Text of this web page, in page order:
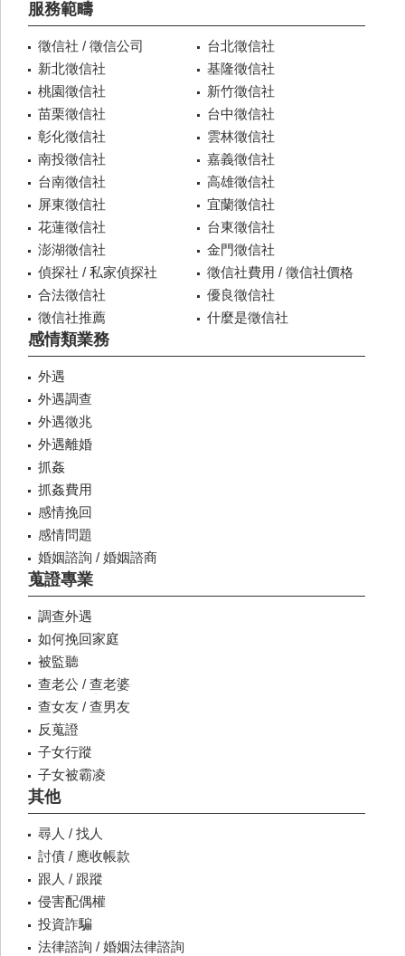
服務範疇
徵信社 / 徵信公司
台北徵信社
新北徵信社
基隆徵信社
桃園徵信社
新竹徵信社
苗栗徵信社
台中徵信社
彰化徵信社
雲林徵信社
南投徵信社
嘉義徵信社
台南徵信社
高雄徵信社
屏東徵信社
宜蘭徵信社
花蓮徵信社
台東徵信社
澎湖徵信社
金門徵信社
偵探社 / 私家偵探社
徵信社費用 / 徵信社價格
合法徵信社
優良徵信社
徵信社推薦
什麼是徵信社
感情類業務
外遇
外遇調查
外遇徵兆
外遇離婚
抓姦
抓姦費用
感情挽回
感情問題
婚姻諮詢 / 婚姻諮商
蒐證專業
調查外遇
如何挽回家庭
被監聽
查老公 / 查老婆
查女友 / 查男友
反蒐證
子女行蹤
子女被霸凌
其他
尋人 / 找人
討債 / 應收帳款
跟人 / 跟蹤
侵害配偶權
投資詐騙
法律諮詢 / 婚姻法律諮詢